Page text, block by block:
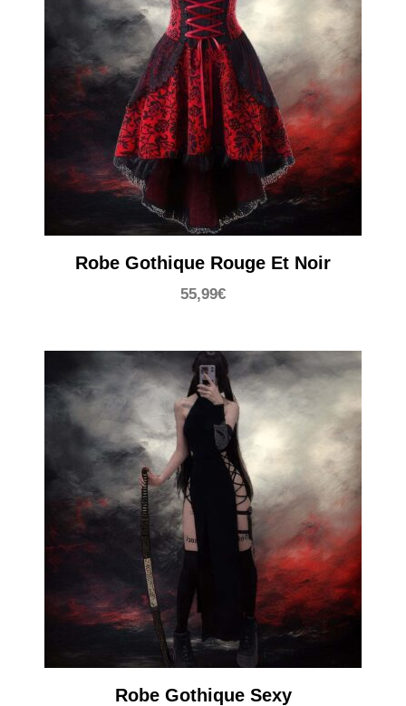
Robe Gothique Rouge Et Noir
55,99€
Robe Gothique Sexy